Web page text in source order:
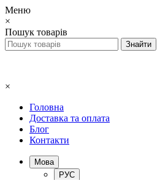
Меню
×
Пошук товарів
×
Головна
Доставка та оплата
Блог
Контакти
Мова
РУС